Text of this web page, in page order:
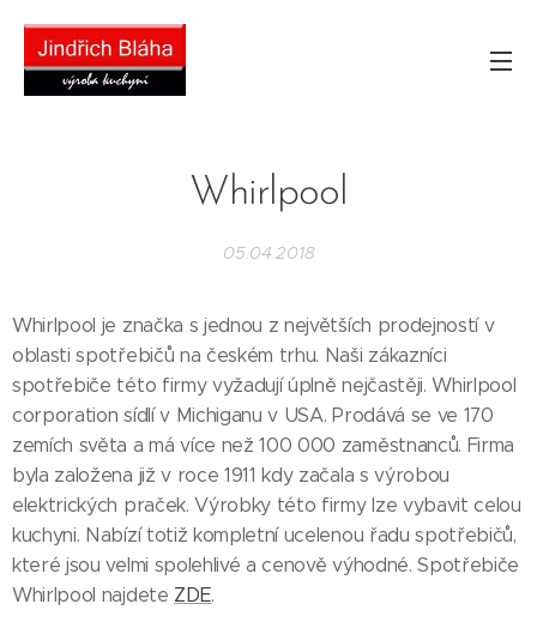
Whirlpool
05.04.2018
Whirlpool je značka s jednou z největších prodejností v
oblasti spotřebičů na českém trhu. Naši zákazníci
spotřebiče této firmy vyžadují úplně nejčastěji. Whirlpool
corporation sídlí v Michiganu v USA. Prodává se ve 170
zemích světa a má více než 100 000 zaměstnanců. Firma
byla založena již v roce 1911 kdy začala s výrobou
elektrických praček. Výrobky této firmy lze vybavit celou
kuchyni. Nabízí totiž kompletní ucelenou řadu spotřebičů,
které jsou velmi spolehlivé a cenově výhodné. Spotřebiče
Whirlpool najdete ZDE.